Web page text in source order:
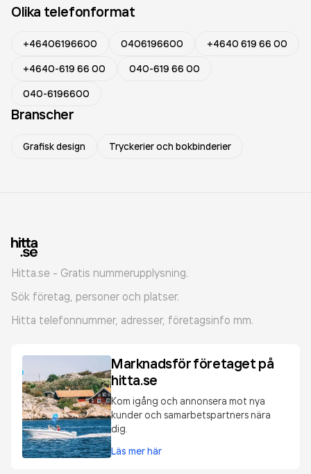
Olika telefonformat
+46406196600 0406196600
+4640 619 66 00
+4640-619 66 00
040-619 66 00
040-6196600
Branscher
Grafisk design Tryckerier och bokbinderier
Hitta.se - Gratis nummerupplysning.
Sök företag, personer och platser.
Hitta telefonnummer, adresser, företagsinfo mm.
Marknadsför företaget på
hitta.se
Kom igång och annonsera mot nya
kunder och samarbetspartners nära
dig.
Läs mer här